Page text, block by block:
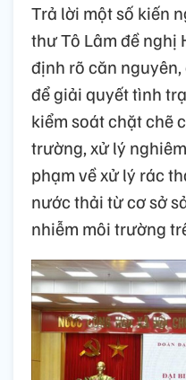
Trả lời một số kiến
thư Tô Lâm đề nghị
định rõ căn
để giải quyết tình
kiểm soát chặt chẽ
trường, xử lý
phạm về xử lý rác
nước thải từ cơ sở
nhiễm môi trường